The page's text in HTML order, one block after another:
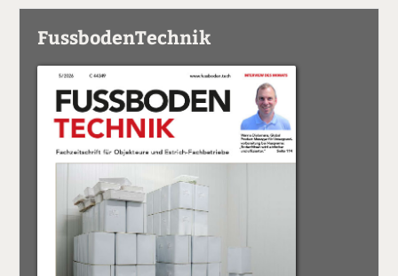
FussbodenTechnik